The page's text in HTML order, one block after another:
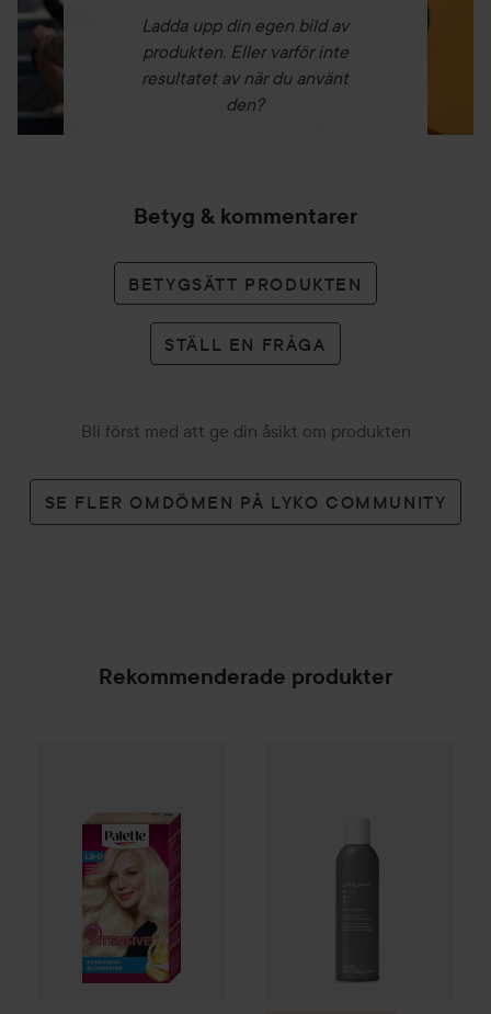
Ladda upp din egen bild av
produkten. Eller varför inte
resultatet av när du använt
den?
Betyg & kommentarer
BETYGSÄTT PRODUKTEN
STÄLL EN FRÅGA
Bli först med att ge din åsikt om produkten
SE FLER OMDÖMEN PÅ LYKO COMMUNITY
Rekommenderade produkter